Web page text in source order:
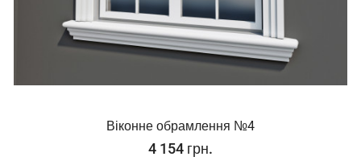
Віконне обрамлення №4
4 154 грн.